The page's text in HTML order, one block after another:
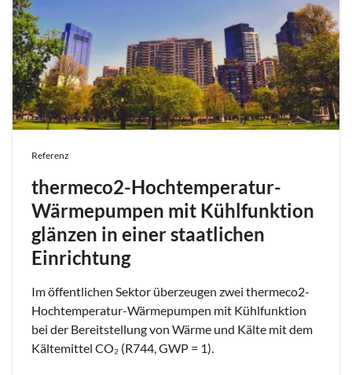
Referenz
thermeco2-Hochtemperatur-
Wärmepumpen mit Kühlfunktion
glänzen in einer staatlichen
Einrichtung
Im öffentlichen Sektor überzeugen zwei thermeco2-
Hochtemperatur-Wärmepumpen mit Kühlfunktion
bei der Bereitstellung von Wärme und Kälte mit dem
Kältemittel CO₂ (R744, GWP = 1).